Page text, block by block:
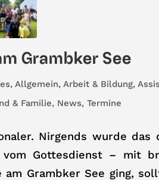
Grambker See
, Allgemein, Arbeit & Bildung,
& Familie, News, Termine
Nirgends wurde das
Gottesdienst – mit
Grambker See ging,